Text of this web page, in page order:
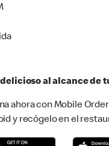
al alcance de
ahora con Mobile Order
y recógelo en el